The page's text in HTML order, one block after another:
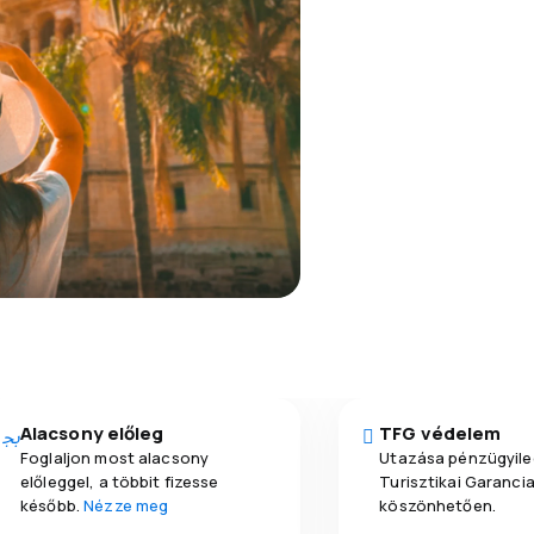
Alacsony előleg
Foglaljon most alacsony
előleggel, a többit fizesse
később.Nézze meg
TFG védelem
Utazása
Turisztikai
köszönhetően.